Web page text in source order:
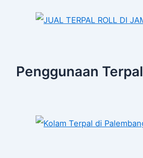
Penggunaan Terpal